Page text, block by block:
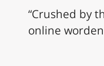
“Crushed by
online